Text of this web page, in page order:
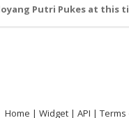
Putri Pukes at this
Home Widget API Terms